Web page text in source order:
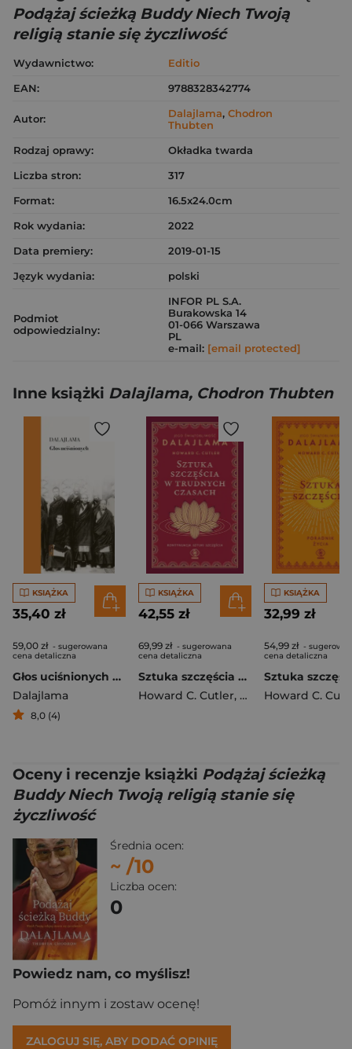
Podążaj ścieżką Buddy Niech Twoją
religią stanie się życzliwość
Wydawnictwo:
Editio
EAN:
9788328342774
Autor: Dalajlama, Chodron
Thubten
Rodzaj oprawy:
Okładka twarda
Liczba stron:
317
Format:
16.5x24.0cm
Rok wydania:
2022
Data premiery:
2019-01-15
Język wydania:
polski
Podmiot
odpowiedzialny:
INFOR PL S.A.
Burakowska 14
01-066 Warszawa
PL
e-mail: [email protected]
Inne książki Dalajlama, Chodron Thubten
KSIĄŻKA
35,40 zł
59,00 zł - sugerowana
cena detaliczna
Głos uciśnionych Siedem dekad walki z Chinami o mój kraj i naród
Dalajlama
8,0 (4)
KSIĄŻKA
42,55 zł
69,99 zł - sugerowana
cena detaliczna
Sztuka szczęścia w trudnych czasach wyd. 2024
Howard C. Cutler, Dalajlama
KSIĄŻKA
32,99 zł
54,99 zł -
cena detaliczna
Howard C.
Oceny i recenzje książki Podążaj ścieżką
Buddy Niech Twoją religią stanie się
życzliwość
Średnia ocen:
~ /10
Liczba ocen:
0
Powiedz nam, co myślisz!
Pomóż innym i zostaw ocenę!
ZALOGUJ SIĘ, ABY DODAĆ OPINIĘ